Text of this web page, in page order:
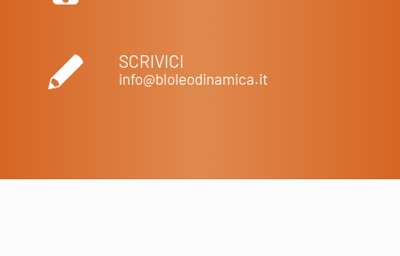
SCRIVICI
info@bloleodinamica.it